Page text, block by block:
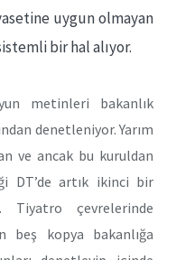
uygun olmayan
bir hal alıyor.
metinleri bakanlık
denetleniyor. Yarım
ve ancak bu kuruldan
DT’de artık ikinci bir
Tiyatro çevrelerinde
beş kopya bakanlığa